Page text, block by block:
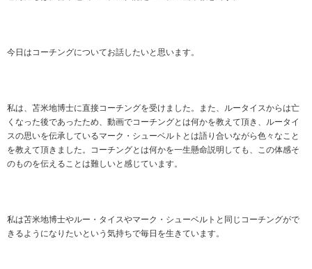
今日はコーチングについてお話したいと思います。
私は、苫米地博士に直接コーチングを受けました。また、ルータイスからは亡
くなった後であったため、動画でコーチングとは何かを教えて頂き、ルータイ
スの思いを伝承しているマーク・シューベルトとは語り合いながら色々なこと
を教えて頂きました。コーチングとは何かを一生懸命説明しても、この体感そ
のものを伝えることは難しいと感じています。
私は苫米地博士やルー・タイスやマーク・シューベルトと同じコーチングがで
きるようになりたいという気持ちで毎日を生きています。